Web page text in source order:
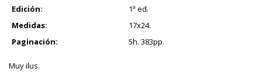
Edición:
1ª ed.
Medidas:
17x24.
Paginación:
5h. 383pp.
Muy ilus.